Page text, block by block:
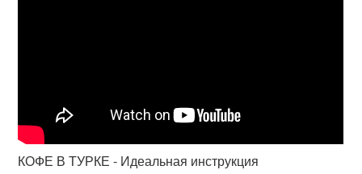
КОФЕ В ТУРКЕ - Идеальная инструкция